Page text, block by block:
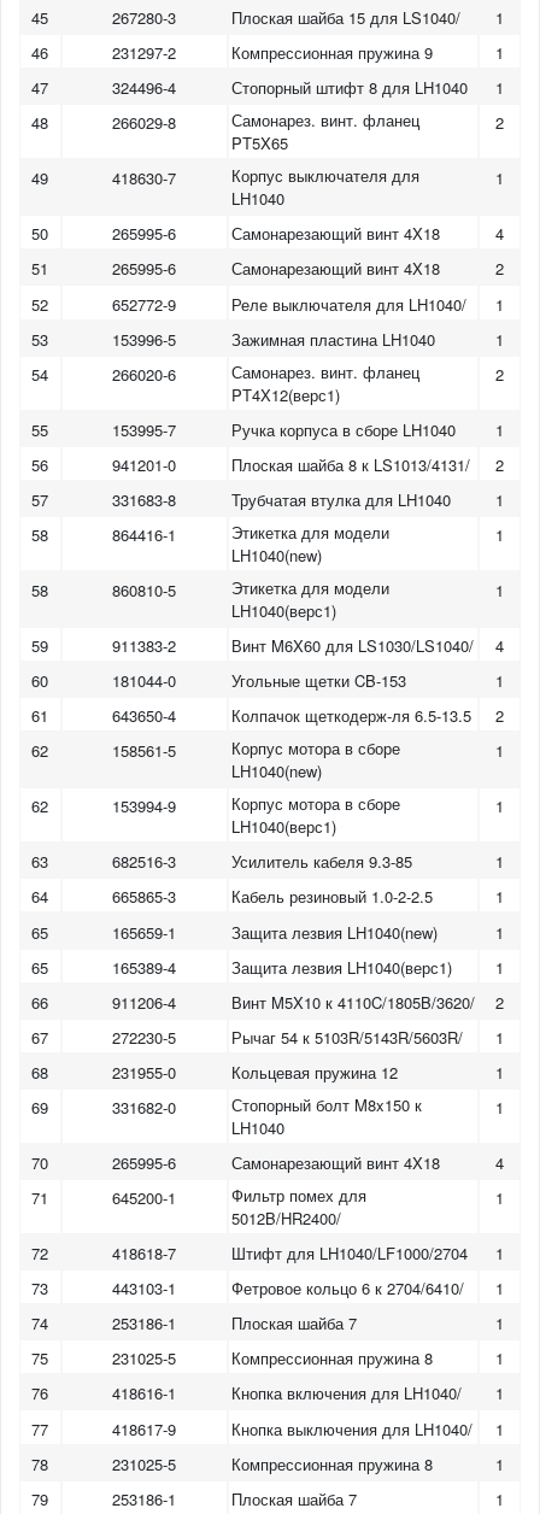
45 267280-3 Плоская шайба 15 для LS1040/
1
46
231297-2 Компрессионная пружина 9
1
47
324496-4 Стопорный штифт 8 для LH1040
1
48
266029-8
Самонарез. винт. фланец
PT5X65
2
49 418630-7
Корпус выключателя для
LH1040
1
50 265995-6 Самонарезающий винт 4X18
4
51
265995-6 Самонарезающий винт 4X18
2
52
652772-9 Реле выключателя для LH1040/
1
53
153996-5 Зажимная пластина LH1040
1
54
266020-6
Самонарез. винт. фланец
PT4X12(верс1)
2
55 153995-7 Ручка корпуса в сборе LH1040
1
56
941201-0 Плоская шайба 8 к LS1013/4131/
2
57
331683-8 Трубчатая втулка для LH1040
1
58
864416-1
Этикетка для модели
LH1040(new)
1
58 860810-5
Этикетка для модели
LH1040(верс1)
1
59 911383-2 Винт M6X60 для LS1030/LS1040/
4
60
181044-0 Угольные щетки CB-153
1
61
643650-4 Колпачок щеткодерж-ля 6.5-13.5
2
62
158561-5
Корпус мотора в сборе
LH1040(new)
1
62 153994-9
Корпус мотора в сборе
LH1040(верс1)
1
63 682516-3 Усилитель кабеля 9.3-85
1
64
665865-3 Кабель резиновый 1.0-2-2.5
1
65
165659-1 Защита лезвия LH1040(new)
1
65
165389-4 Защита лезвия LH1040(верс1)
1
66
911206-4 Винт M5X10 к 4110C/1805B/3620/
2
67
272230-5 Рычаг 54 к 5103R/5143R/5603R/
1
68
231955-0 Кольцевая пружина 12
1
69
331682-0
Стопорный болт M8x150 к
LH1040
1
70 265995-6 Самонарезающий винт 4X18
4
71
645200-1
Фильтр помех для
5012B/HR2400/
1
72 418618-7 Штифт для LH1040/LF1000/2704
1
73
443103-1 Фетровое кольцо 6 к 2704/6410/
1
74
253186-1 Плоская шайба 7
1
75
231025-5 Компрессионная пружина 8
1
76
418616-1 Кнопка включения для LH1040/
1
77
418617-9 Кнопка выключения для LH1040/
1
78
231025-5 Компрессионная пружина 8
1
79
253186-1 Плоская шайба 7
1